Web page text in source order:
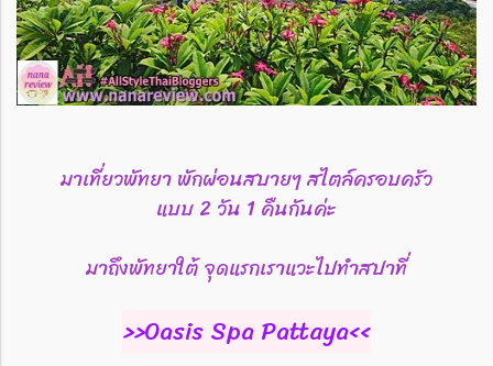
มาเที่ยวพัทยา พักผ่อนสบายๆ สไตล์ครอบครัว
แบบ 2 วัน 1 คืนกันค่ะ
มาถึงพัทยาใต้ จุดแรกเราแวะไปทำสปาที่
>>Oasis Spa Pattaya<<